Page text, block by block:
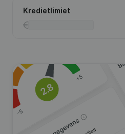
Kredietlimiet